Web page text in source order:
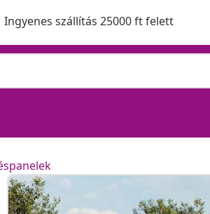
Ingyenes szállítás 25000 ft felett